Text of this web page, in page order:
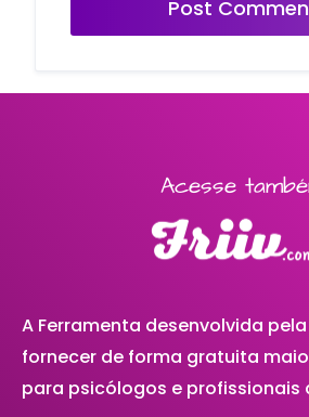
Acesse
A Ferramenta desenvolvida
fornecer de forma gratuita
para psicólogos e profissionais